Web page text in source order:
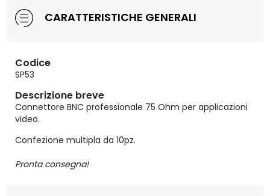
CARATTERISTICHE GENERALI
Codice
SP53
Descrizione breve
Connettore BNC professionale 75 Ohm per applicazioni
video.
Confezione multipla da 10pz.
Pronta consegna!